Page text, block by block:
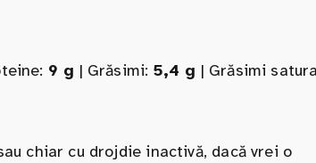
9 g | Grăsimi: 5,4 g | Grăsimi
chiar cu drojdie inactivă, dacă vrei o